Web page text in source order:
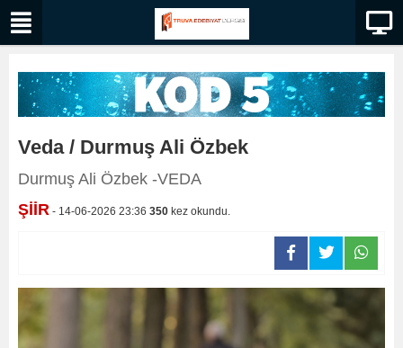
Veda / Durmuş Ali Özbek
Durmuş Ali Özbek -VEDA
ŞİİR - 14-06-2026 23:36 350 kez okundu.